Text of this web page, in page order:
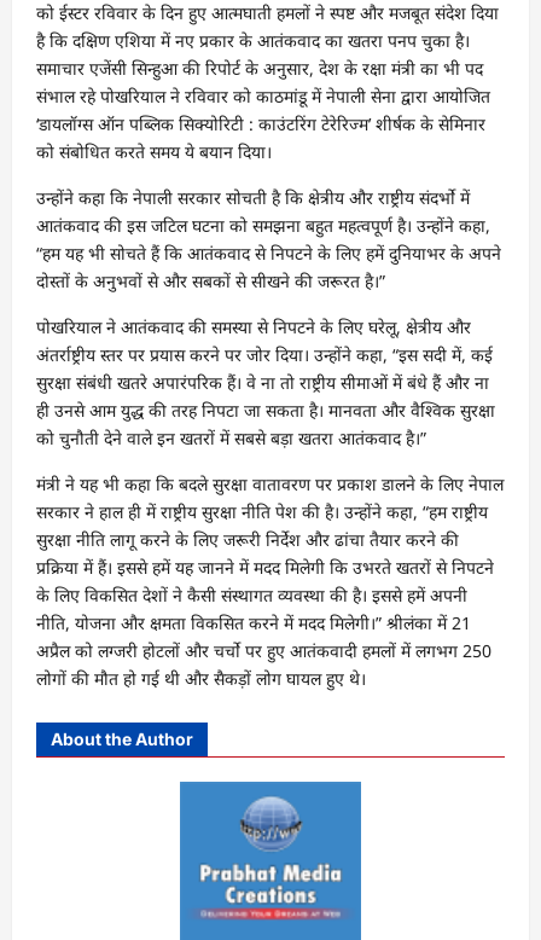
को ईस्टर रविवार के दिन हुए आत्मघाती हमलों ने स्पष्ट और मजबूत संदेश दिया
है कि दक्षिण एशिया में नए प्रकार के आतंकवाद का खतरा पनप चुका है।
समाचार एजेंसी सिन्हुआ की रिपोर्ट के अनुसार, देश के रक्षा मंत्री का भी पद
संभाल रहे पोखरियाल ने रविवार को काठमांडू में नेपाली सेना द्वारा आयोजित
‘डायलॉग्स ऑन पब्लिक सिक्योरिटी : काउंटरिंग टेरेरिज्म’ शीर्षक के सेमिनार
को संबोधित करते समय ये बयान दिया।
उन्होंने कहा कि नेपाली सरकार सोचती है कि क्षेत्रीय और राष्ट्रीय संदर्भो में
आतंकवाद की इस जटिल घटना को समझना बहुत महत्वपूर्ण है। उन्होंने कहा,
“हम यह भी सोचते हैं कि आतंकवाद से निपटने के लिए हमें दुनियाभर के अपने
दोस्तों के अनुभवों से और सबकों से सीखने की जरूरत है।”
पोखरियाल ने आतंकवाद की समस्या से निपटने के लिए घरेलू, क्षेत्रीय और
अंतर्राष्ट्रीय स्तर पर प्रयास करने पर जोर दिया। उन्होंने कहा, “इस सदी में, कई
सुरक्षा संबंधी खतरे अपारंपरिक हैं। वे ना तो राष्ट्रीय सीमाओं में बंधे हैं और ना
ही उनसे आम युद्ध की तरह निपटा जा सकता है। मानवता और वैश्विक सुरक्षा
को चुनौती देने वाले इन खतरों में सबसे बड़ा खतरा आतंकवाद है।”
मंत्री ने यह भी कहा कि बदले सुरक्षा वातावरण पर प्रकाश डालने के लिए नेपाल
सरकार ने हाल ही में राष्ट्रीय सुरक्षा नीति पेश की है। उन्होंने कहा, “हम राष्ट्रीय
सुरक्षा नीति लागू करने के लिए जरूरी निर्देश और ढांचा तैयार करने की
प्रक्रिया में हैं। इससे हमें यह जानने में मदद मिलेगी कि उभरते खतरों से निपटने
के लिए विकसित देशों ने कैसी संस्थागत व्यवस्था की है। इससे हमें अपनी
नीति, योजना और क्षमता विकसित करने में मदद मिलेगी।” श्रीलंका में 21
अप्रैल को लग्जरी होटलों और चर्चो पर हुए आतंकवादी हमलों में लगभग 250
लोगों की मौत हो गई थी और सैकड़ों लोग घायल हुए थे।
About the Author